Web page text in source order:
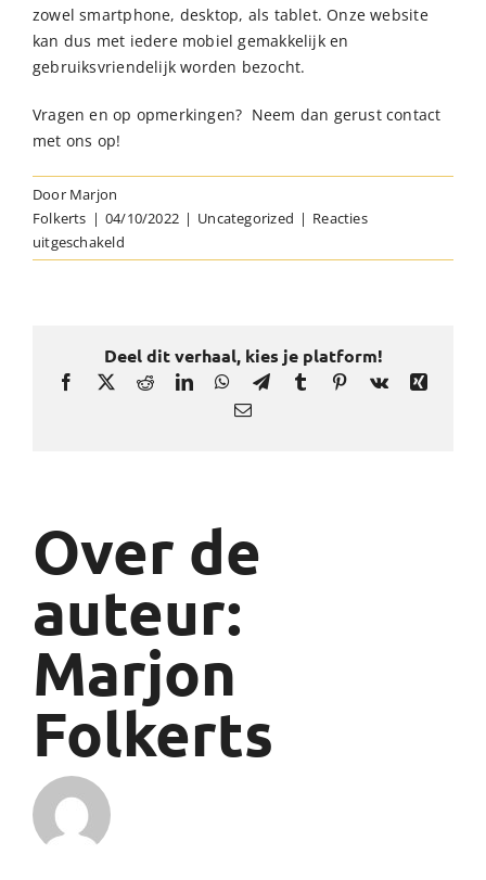
zowel smartphone, desktop, als tablet. Onze website
kan dus met iedere mobiel gemakkelijk en
gebruiksvriendelijk worden bezocht.
Vragen en op opmerkingen? Neem dan gerust contact
met ons op!
Door Marjon
Folkerts | 04/10/2022 | Uncategorized | Reacties
uitgeschakeldvoor
Nieuwe
live!
Deel dit verhaal, kies je platform!
Facebook
X RedditLinkedInWhatsApp
TelegramTumblr Pinterest
Vk
Xing
E-
Over de
auteur:
Marjon
Folkerts